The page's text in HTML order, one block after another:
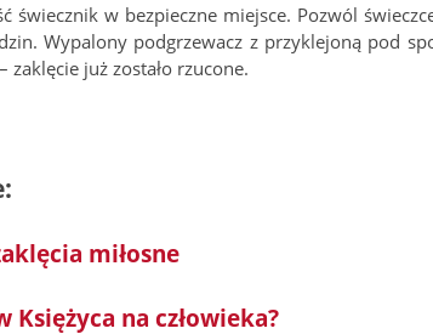
świecznik w bezpieczne miejsce. Pozwól
Wypalony podgrzewacz z przyklejoną pod
zaklęcie już zostało rzucone.
miłosne
Księżyca na człowieka?